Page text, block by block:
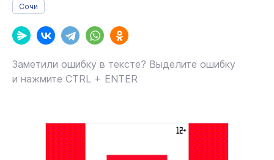
Сочи
Заметили ошибку в тексте? Выделите ошибку
и нажмите CTRL + ENTER